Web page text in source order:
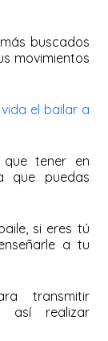
buscados
movimientos
el bailar a
tener en
que puedas
si eres tú
a tu
transmitir
realizar